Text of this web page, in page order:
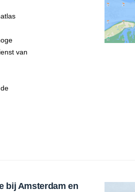
van
bij Amsterdam en